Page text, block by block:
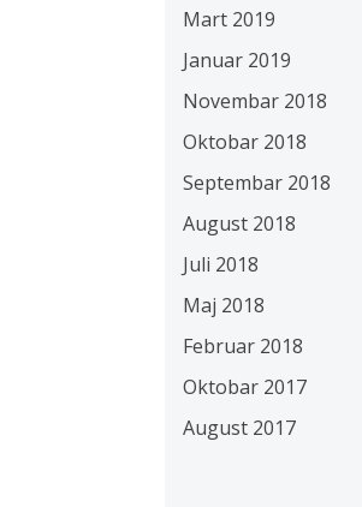
Mart 2019
Januar 2019
Novembar 2018
Oktobar 2018
Septembar 2018
August 2018
Juli 2018
Maj 2018
Februar 2018
Oktobar 2017
August 2017